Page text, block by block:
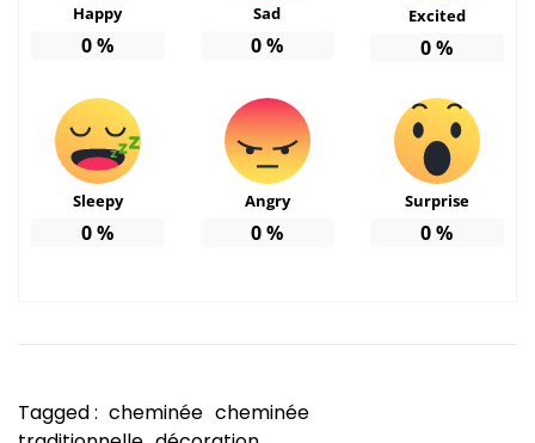
Happy
0%
Sad
0%
Excited
0%
Sleepy
0%
Angry
0%
Surprise
0%
Tagged : cheminée cheminée